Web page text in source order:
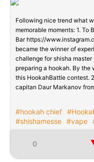
Following nice trend what
memorable moments: 1. To
Bar https://
became the winner of
challenge for shisha
preparing a hookah. By
this HookahBattle contest.
capitan Daur Markanov
#hookah chief
#shishamesse #vape
0